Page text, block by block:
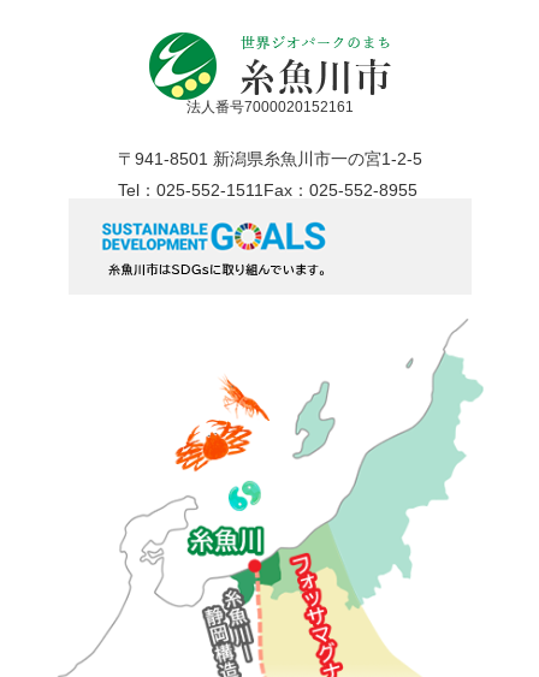
法人番号7000020152161
〒941-8501 新潟県糸魚川市一の宮1-2-5
Tel：025-552-1511 Fax：025-552-8955